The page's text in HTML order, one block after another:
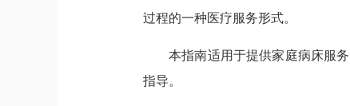
过程的一种医疗服务形式。
本指南适用于提供家庭病床服
指导。